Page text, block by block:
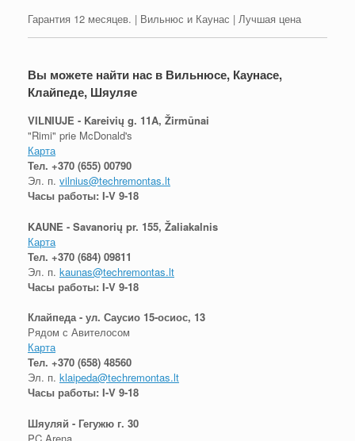
Гарантия 12 месяцев. | Вильнюс и Каунас | Лучшая цена
Вы можете найти нас в Вильнюсе, Каунасе,
Клайпеде, Шяуляе
VILNIUJE - Kareivių g. 11A, Žirmūnai
"Rimi" prie McDonald's
Карта
Тел. +370 (655) 00790
Эл. п. vilnius@techremontas.lt
Часы работы: I-V 9-18
KAUNE - Savanorių pr. 155, Žaliakalnis
Карта
Тел. +370 (684) 09811
Эл. п. kaunas@techremontas.lt
Часы работы: I-V 9-18
Клайпеда - ул. Саусио 15-осиос, 13
Рядом с Авителосом
Карта
Тел. +370 (658) 48560
Эл. п. klaipeda@techremontas.lt
Часы работы: I-V 9-18
Шяуляй - Гегужю г. 30